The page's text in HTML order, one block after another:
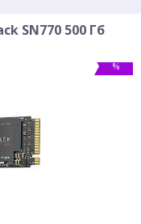
SN770 500 Гб
%